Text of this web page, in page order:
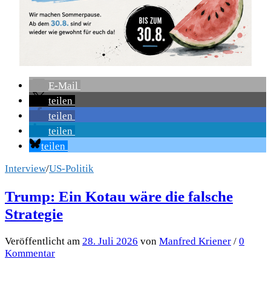
E-Mail
teilen
teilen
teilen
teilen
Interview/US-Politik
Trump: Ein Kotau wäre die falsche
Strategie
Veröffentlicht am 28. Juli 2026 von Manfred Kriener / 0
Kommentar